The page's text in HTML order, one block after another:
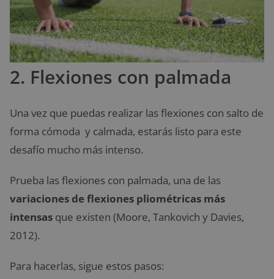
2. Flexiones con palmada
Una vez que puedas realizar las flexiones con salto de
forma cómoda y calmada, estarás listo para este
desafío mucho más intenso.
Prueba las flexiones con palmada, una de las
variaciones de flexiones pliométricas más
intensas que existen (Moore, Tankovich y Davies,
2012).
Para hacerlas, sigue estos pasos: